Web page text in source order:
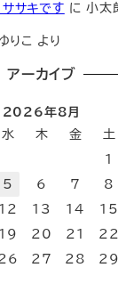
サキです に小太
りこ より
アーカイブ
2026年8月
水 木 金 土
1
5 6 7 8
12 13 14 15
19 20 21 22
27 28 29